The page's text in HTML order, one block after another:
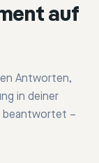
auf
Antworten,
in deiner
beantwortet –